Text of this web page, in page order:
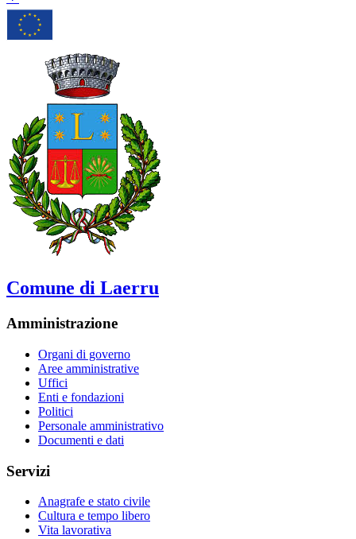
Comune di Laerru
Amministrazione
Organi di governo
Aree amministrative
Uffici
Enti e fondazioni
Politici
Personale amministrativo
Documenti e dati
Servizi
Anagrafe e stato civile
Cultura e tempo libero
Vita lavorativa